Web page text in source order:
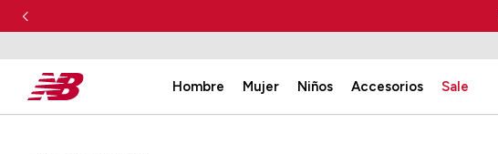
Hombre Mujer Niños Accesorios Sale